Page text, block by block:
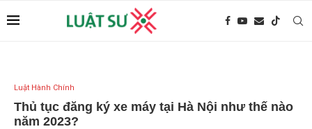
Luật Hành Chính
Thủ tục đăng ký xe máy tại Hà Nội như thế nào
năm 2023?